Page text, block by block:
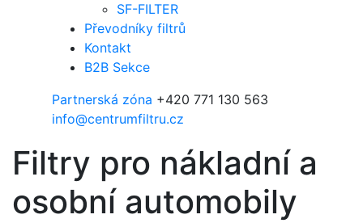
SF-FILTER
Převodníky filtrů
Kontakt
B2B Sekce
Partnerská zóna +420 771 130 563
info@centrumfiltru.cz
Filtry pro nákladní a
osobní automobily